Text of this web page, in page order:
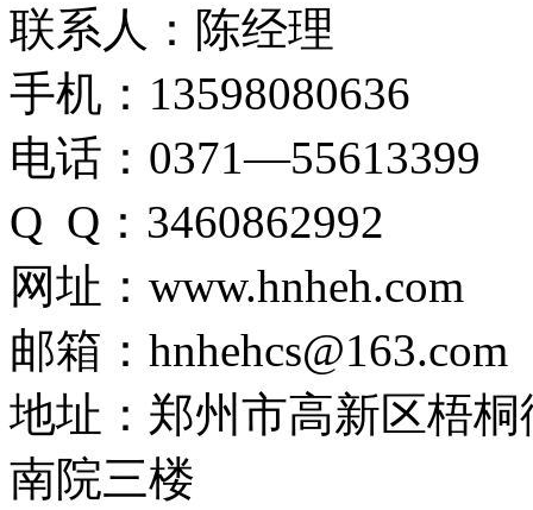
联系人：陈经理
手机：13598080636
电话：0371—55613399
Q Q：3460862992
网址：www.hnheh.com
邮箱：hnhehcs@163.com
地址：郑州市高新区梧
南院三楼